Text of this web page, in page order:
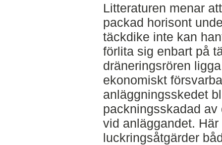
Litteraturen menar
packad horisont
täckdike inte kan
förlita sig enbart på
dräneringsrören
ekonomiskt
anläggningsskedet
packningsskadad
vid anläggandet.
luckringsåtgärder